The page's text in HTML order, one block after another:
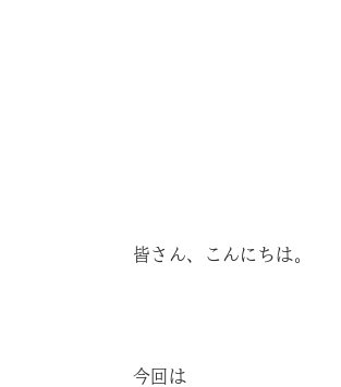
皆さん、こんにちは。
今回は